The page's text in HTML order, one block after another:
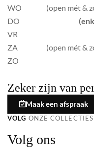
WO
(open mét &
DO
VR
ZA
(open mét &
ZO
Zeker zijn van
Maak een afspraak
VOLG ONZE
Volg ons